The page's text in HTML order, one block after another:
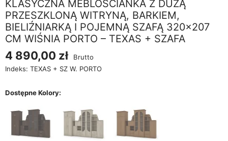
KLASYCZNA MEBLOŚCIANKA Z DUŻĄ
PRZESZKLONĄ WITRYNĄ, BARKIEM,
BIELIŹNIARKĄ I POJEMNĄ SZAFĄ 320×207
CM WIŚNIA PORTO – TEXAS + SZAFA
4 890,00 zł
Brutto
Indeks: TEXAS + SZ W. PORTO
Dostępne Kolory: